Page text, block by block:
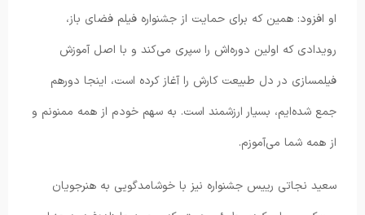
او افزود: همین که برای حمایت از جشنواره‌ فیلم فضای باز،
رویدادی که اولین دوره‌اش را سپری می‌کند و با اصل آموزش
فیلمسازی در دل طبیعت کارش را آغاز کرده است، اینجا دورهم
جمع شده‌ایم، بسیار ارزشمند است. به سهم خودم از همه ممنونم و
از همه شما می‌آموزم.
سعید نجاتی رییس جشنواره نیز با خوشامدگویی به هنرجویان